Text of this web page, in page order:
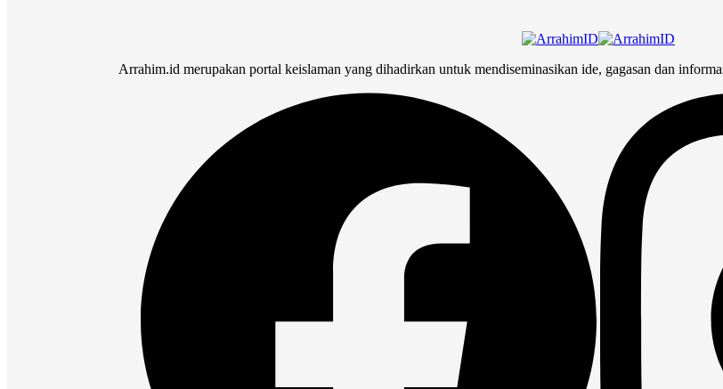
Arrahim.id merupakan portal keislaman yang dihadirkan untuk mendiseminasikan ide, gagasan dan